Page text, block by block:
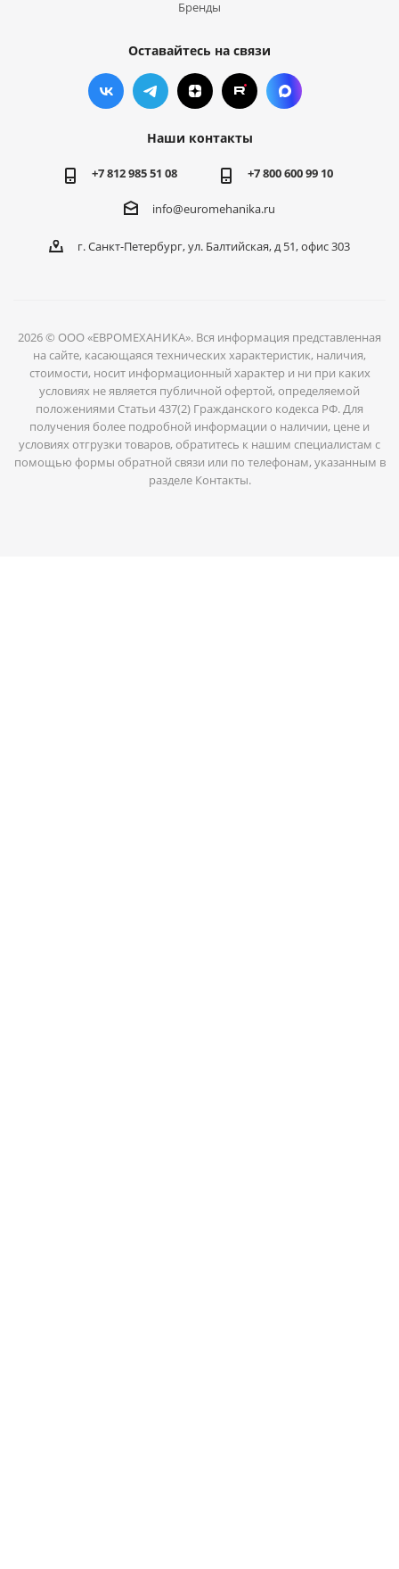
Бренды
Оставайтесь на связи
Наши контакты
+7 812 985 51 08 +7 800 600 99 10
info@euromehanika.ru
г. Санкт-Петербург, ул. Балтийская, д 51, офис 303
2026 © ООО «ЕВРОМЕХАНИКА». Вся информация представленная
на сайте, касающаяся технических характеристик, наличия,
стоимости, носит информационный характер и ни при каких
условиях не является публичной офертой, определяемой
положениями Статьи 437(2) Гражданского кодекса РФ. Для
получения более подробной информации о наличии, цене и
условиях отгрузки товаров, обратитесь к нашим специалистам с
помощью формы обратной связи или по телефонам, указанным в
разделе Контакты.